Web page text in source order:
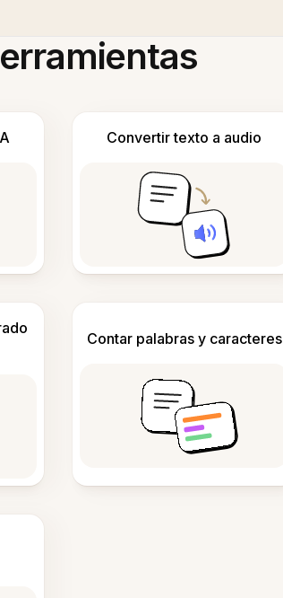
Convertir texto a audio
Contar palabras y caracteres